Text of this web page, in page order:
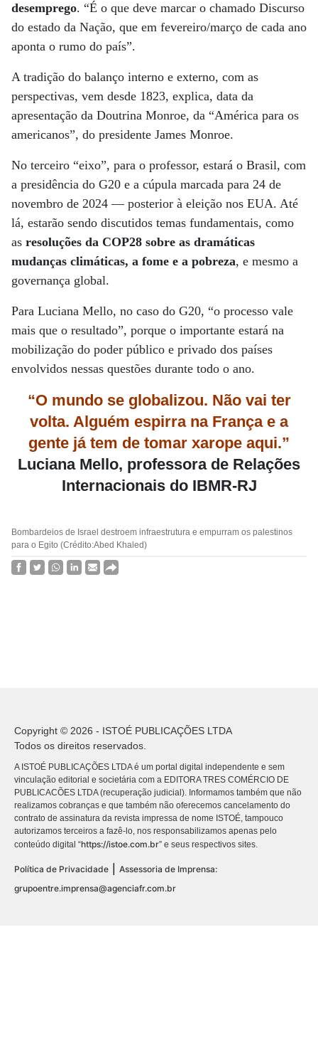
desemprego. “É o que deve marcar o chamado Discurso
do estado da Nação, que em fevereiro/março de cada ano
aponta o rumo do país”.
A tradição do balanço interno e externo, com as
perspectivas, vem desde 1823, explica, data da
apresentação da Doutrina Monroe, da “América para os
americanos”, do presidente James Monroe.
No terceiro “eixo”, para o professor, estará o Brasil, com
a presidência do G20 e a cúpula marcada para 24 de
novembro de 2024 — posterior à eleição nos EUA. Até
lá, estarão sendo discutidos temas fundamentais, como
as resoluções da COP28 sobre as dramáticas
mudanças climáticas, a fome e a pobreza, e mesmo a
governança global.
Para Luciana Mello, no caso do G20, “o processo vale
mais que o resultado”, porque o importante estará na
mobilização do poder público e privado dos países
envolvidos nessas questões durante todo o ano.
“O mundo se globalizou. Não vai ter
volta. Alguém espirra na França e a
gente já tem de tomar xarope aqui.”
Luciana Mello, professora de Relações
Internacionais do IBMR-RJ
Bombardeios de Israel destroem infraestrutura e empurram os palestinos
para o Egito (Crédito:Abed Khaled)
Copyright © 2026 - ISTOÉ PUBLICAÇÕES LTDA
Todos os direitos reservados.
A ISTOÉ PUBLICAÇÕES LTDA é um portal digital independente e sem
vinculação editorial e societária com a EDITORA TRES COMÉRCIO DE
PUBLICACÕES LTDA (recuperação judicial). Informamos também que não
realizamos cobranças e que também não oferecemos cancelamento do
contrato de assinatura da revista impressa de nome ISTOÉ, tampouco
autorizamos terceiros a fazê-lo, nos responsabilizamos apenas pelo
conteúdo digital “https://istoe.com.br” e seus respectivos sites.
Política de Privacidade
Assessoria de Imprensa:
grupoentre.imprensa@agenciafr.com.br